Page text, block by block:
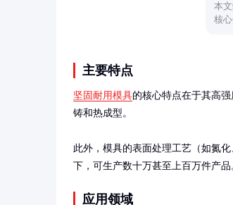
本
核
主要特点
坚固耐用模具的核心特点在于其高
铸和热成型。
此外，模具的表面处理工艺（如氮
下，可生产数十万甚至上百万件产品
应用领域